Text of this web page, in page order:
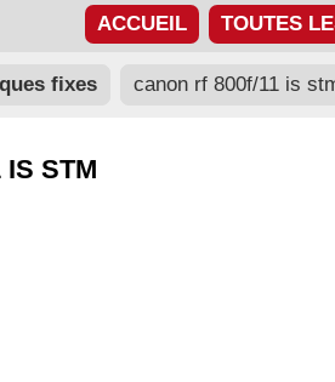
ACCUEIL TOUTES
fixes canon rf 800f/11 is
IS STM